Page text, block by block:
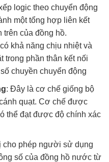
logic theo chuyển động
một tổng hợp liên kết
trên của đồng hồ.
khả năng chịu nhiệt và
trong phần thân kết nối
chuyền chuyển động
: Đây là cơ chế giống bộ
quạt. Cơ chế được
thể đạt được độ chính xác
cho phép người sử dụng
số của đồng hồ nước từ